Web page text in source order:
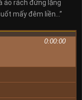
áo rách đứng lặng
mấy đêm liền…”
0:00:00